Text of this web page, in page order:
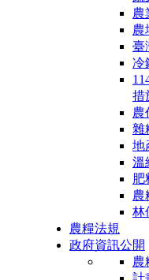
農
農
臺
冷
措
農
雜
地
溫
肥
農
林
農糧法規
政府資訊公開
農